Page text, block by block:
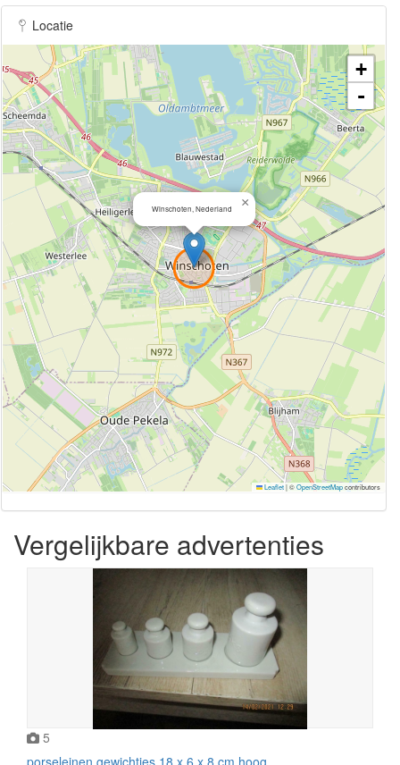
Locatie
Winschoten, Nederland ×
+
-
Leaflet|©OpenStreetMapcontributors
Vergelijkbare advertenties
5
porseleinen gewichtjes 18 x 6 x 8 cm hoog